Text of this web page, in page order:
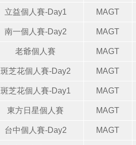
立益個人賽-Day1 MAGT
南一個人賽-Day2 MAGT
老爺個人賽 MAGT
斑芝花個人賽-Day2 MAGT
斑芝花個人賽-Day1 MAGT
東方日星個人賽 MAGT
台中個人賽-Day2 MAGT